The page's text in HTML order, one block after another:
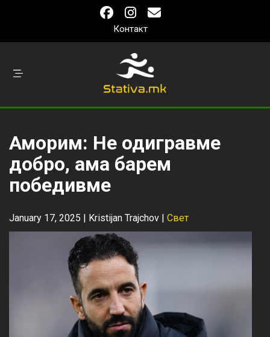
Контакт
Аморим: Не одигравме
добро, ама барем
победивме
January 17, 2025 | Kristijan Trajchov | Свет